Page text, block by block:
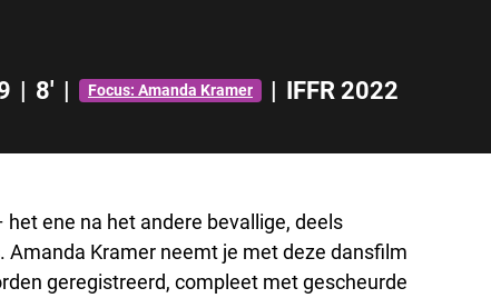
| 8' | Focus: Amanda Kramer | IFFR 2022
ene na het andere bevallige, deels
Amanda Kramer neemt je met deze dansfilm
geregistreerd, compleet met gescheurde